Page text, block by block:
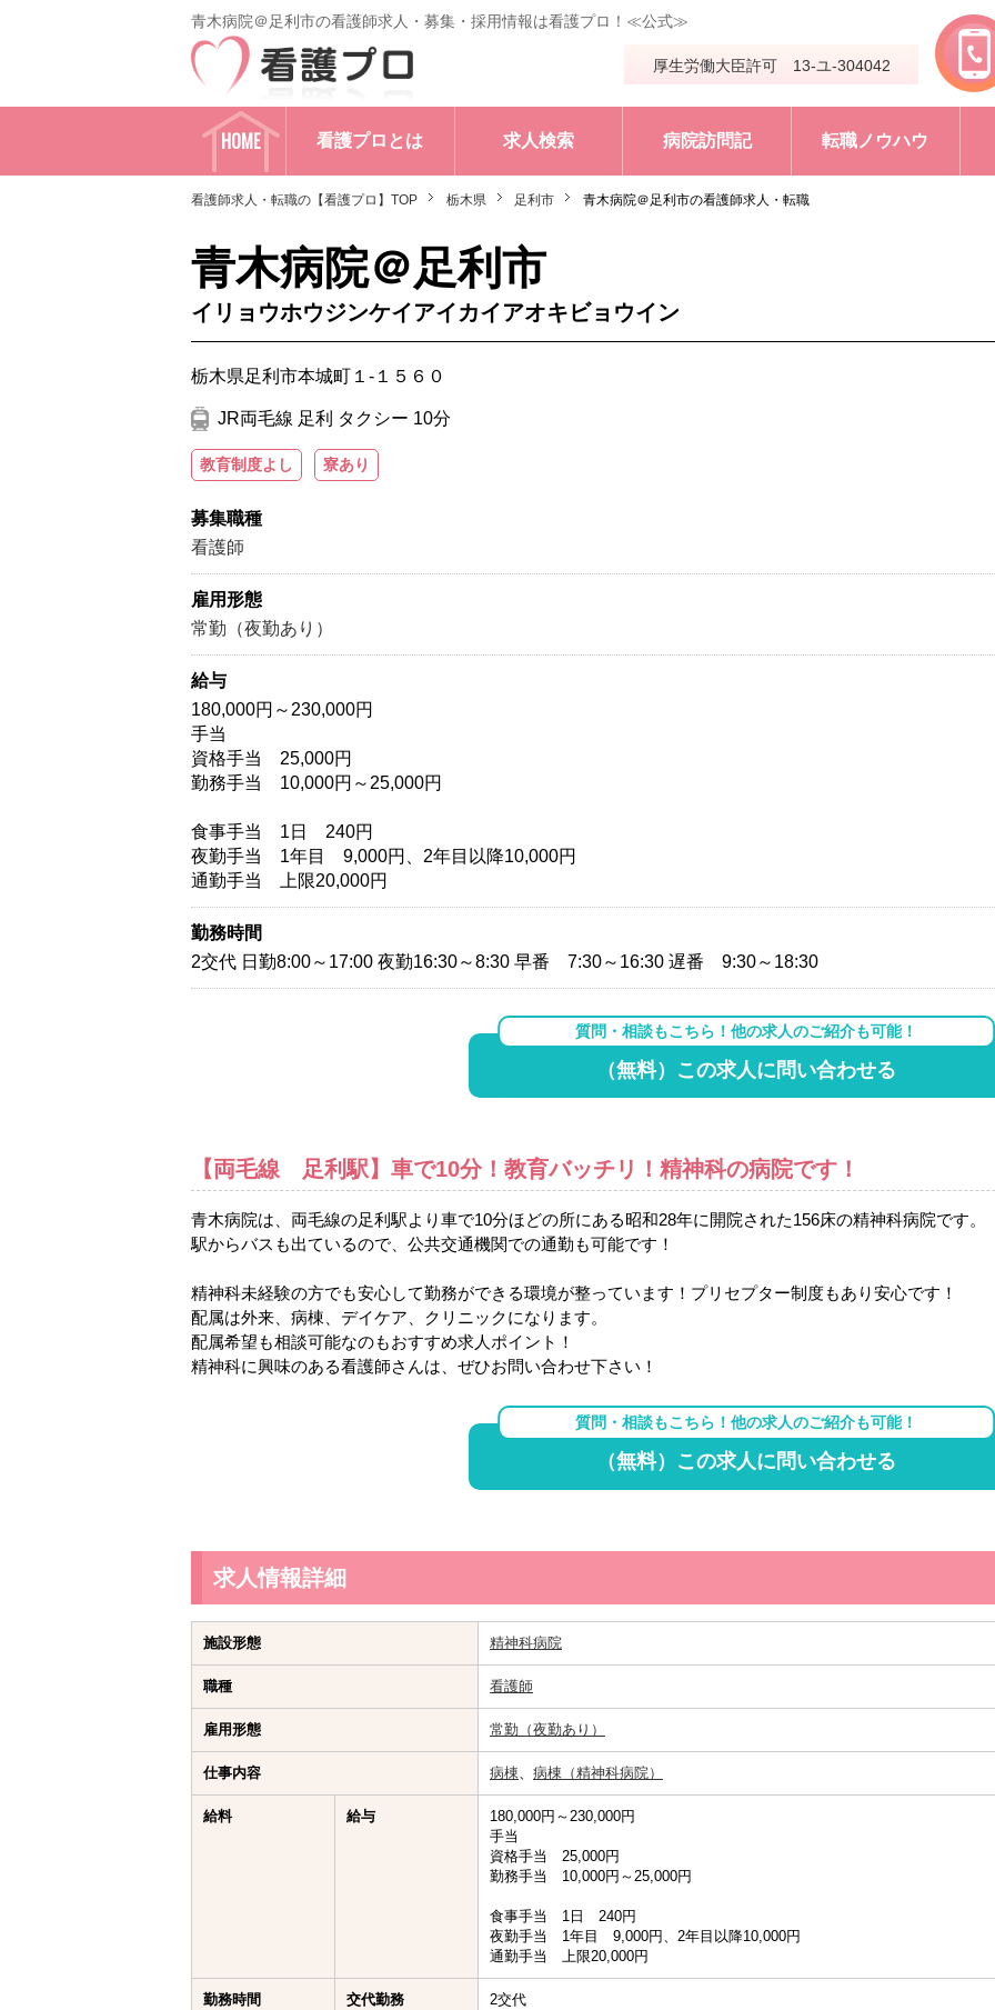
青木病院＠足利市の看護師求人・募集・採用情報は看護プロ！≪公式≫
厚生労働大臣許可 13-ユ-304042
HOME 看護プロとは 求人検索 病院訪問記 転職ノウハウ
看護師求人・転職の【看護プロ】TOP 栃木県 足利市 青木病院＠足利市の看護師求人・転職
青木病院＠足利市
イリョウホウジンケイアイカイアオキビョウイン
栃木県足利市本城町１-１５６０
JR両毛線 足利 タクシー 10分
教育制度よし 寮あり
募集職種
看護師
雇用形態
常勤（夜勤あり）
給与
180,000円～230,000円
手当
資格手当 25,000円
勤務手当 10,000円～25,000円
食事手当 1日 240円
夜勤手当 1年目 9,000円、2年目以降10,000円
通勤手当 上限20,000円
勤務時間
2交代 日勤8:00～17:00 夜勤16:30～8:30 早番 7:30～16:30 遅番 9:30～18:30
質問・相談もこちら！他の求人のご紹介も可能！
（無料）この求人に問い合わせる
【両毛線 足利駅】車で10分！教育バッチリ！精神科の病院です！
青木病院は、両毛線の足利駅より車で10分ほどの所にある昭和28年に開院された156床の精神科病院です。
駅からバスも出ているので、公共交通機関での通勤も可能です！
精神科未経験の方でも安心して勤務ができる環境が整っています！プリセプター制度もあり安心です！
配属は外来、病棟、デイケア、クリニックになります。
配属希望も相談可能なのもおすすめ求人ポイント！
精神科に興味のある看護師さんは、ぜひお問い合わせ下さい！
質問・相談もこちら！他の求人のご紹介も可能！
（無料）この求人に問い合わせる
求人情報詳細
施設形態 精神科病院
職種 看護師
雇用形態 常勤（夜勤あり）
仕事内容 病棟、 病棟（精神科病院）
給料 給与
180,000円～230,000円
手当
資格手当 25,000円
勤務手当 10,000円～25,000円
食事手当 1日 240円
夜勤手当 1年目 9,000円、2年目以降10,000円
通勤手当 上限20,000円
勤務時間 交代勤務 2交代